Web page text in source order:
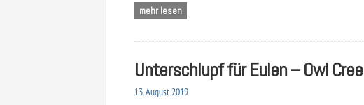
mehr lesen
Unterschlupf für Eulen – Owl
13. August 2019